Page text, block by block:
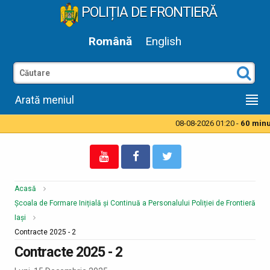
POLIȚIA DE FRONTIERĂ
Română English
Arată meniul
08-08-2026 01:20 -60
Acasă
Școala de Formare Inițială și Continuă a Personalului Poliției de Frontieră
Iași
Contracte 2025 - 2
Contracte 2025 - 2